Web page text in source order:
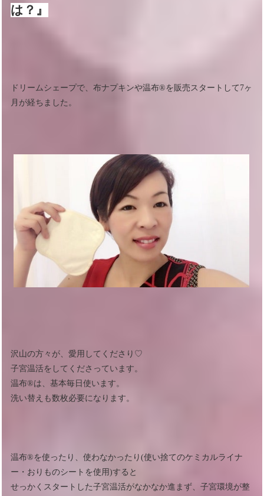
は？』
ドリームシェープで、布ナプキンや温布®︎を販売スタートして7ヶ
月が経ちました。
沢山の方々が、愛用してくださり♡
子宮温活をしてくださっています。
温布®︎は、基本毎日使います。
洗い替えも数枚必要になります。
温布®︎を使ったり、使わなかったり(使い捨てのケミカルライナ
ー・おりものシートを使用)すると
せっかくスタートした子宮温活がなかなか進まず、子宮環境が整